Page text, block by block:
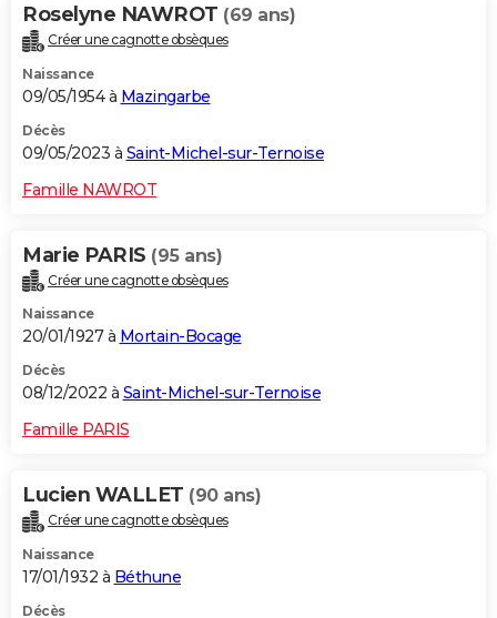
Roselyne NAWROT (69 ans)
Créer une cagnotte obsèques
Naissance
09/05/1954 à Mazingarbe
Décès
09/05/2023 à Saint-Michel-sur-Ternoise
Famille NAWROT
Marie PARIS (95 ans)
Créer une cagnotte obsèques
Naissance
20/01/1927 à Mortain-Bocage
Décès
08/12/2022 à Saint-Michel-sur-Ternoise
Famille PARIS
Lucien WALLET (90 ans)
Créer une cagnotte obsèques
Naissance
17/01/1932 à Béthune
Décès